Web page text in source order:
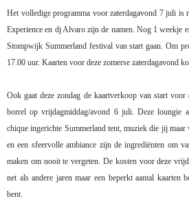
Het volledige programma voor zaterdagavond 7 juli is
Experience en dj Alvaro zijn de namen. Nog 1 weekje
Stompwijk Summerland festival van start gaan. Om
17.00 uur. Kaarten voor deze zomerse zaterdagavond
Ook gaat deze zondag de kaartverkoop van start
borrel op vrijdagmiddag/avond 6 juli. Deze loungie
chique ingerichte Summerland tent, muziek die jij
en een sfeervolle ambiance zijn de ingrediënten om
maken om nooit te vergeten. De kosten voor deze
net als andere jaren maar een beperkt aantal kaarten
bent.